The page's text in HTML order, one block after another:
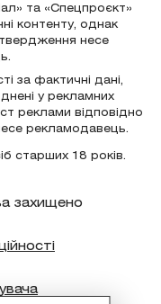
та «Спецпроєкт»
контенту, однак
твердження несе
за фактичні дані,
у рекламних
реклами відповідно
рекламодавець.
старших 18 років.
захищено